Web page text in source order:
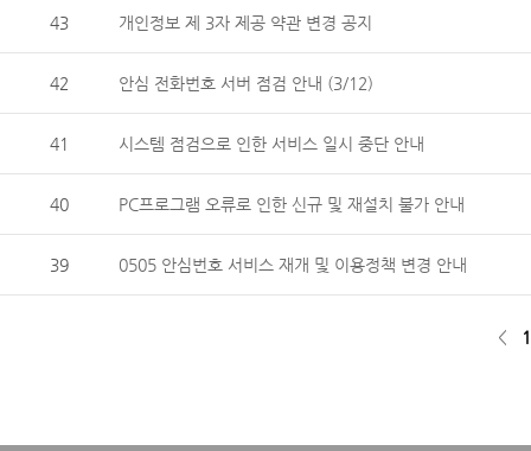
43 개인정보 제 3자 제공 약관 변경 공지
42 안심 전화번호 서버 점검 안내 (3/12)
41 시스템 점검으로 인한 서비스 일시 중단 안내
40 PC프로그램 오류로 인한 신규 및 재설치 불가 안내
39 0505 안심번호 서비스 재개 및 이용정책 변경 안내
< 1